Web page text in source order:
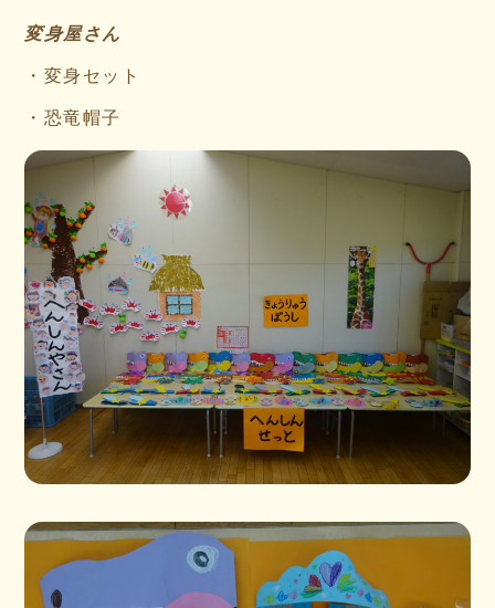
変身屋さん
・変身セット
・恐竜帽子